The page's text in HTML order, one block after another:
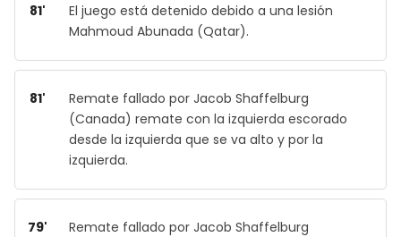
81'
El juego está detenido debido a una lesión
Mahmoud Abunada (Qatar).
81'
Remate fallado por Jacob Shaffelburg
(Canada) remate con la izquierda escorado
desde la izquierda que se va alto y por la
izquierda.
79'
Remate fallado por Jacob Shaffelburg